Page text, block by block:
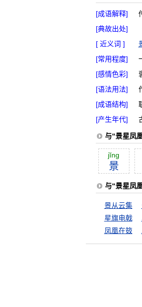
[成语解释]
[典故出处]
[ 近义词 ]
[常用程度]
[感情色彩]
[语法用法]
[成语结构]
[产生年代]
与“景星凤
jĭng
景
与“景星凤
景从云集
星旗电戟
凤凰在笯